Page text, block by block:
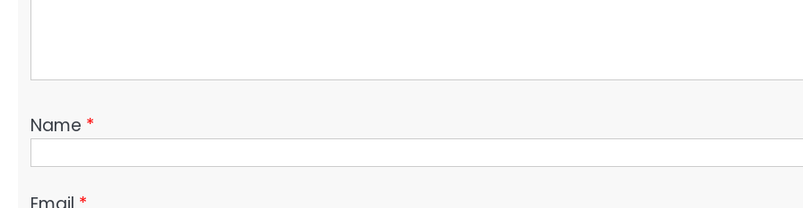
Name *